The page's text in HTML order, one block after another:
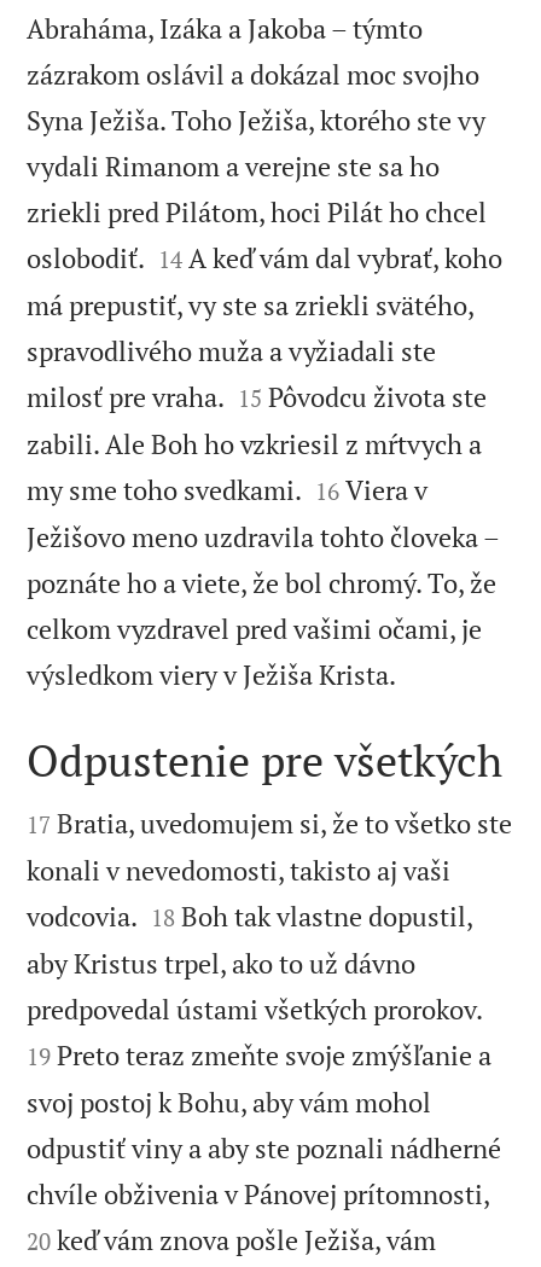
Abraháma, Izáka a Jakoba – týmto
zázrakom oslávil a dokázal moc svojho
Syna Ježiša. Toho Ježiša, ktorého ste vy
vydali Rimanom a verejne ste sa ho
zriekli pred Pilátom, hoci Pilát ho chcel
oslobodiť. 

14 A keď vám dal vybrať, koho
má prepustiť, vy ste sa zriekli svätého,
spravodlivého muža a vyžiadali ste
milosť pre vraha. 

15 Pôvodcu života ste
zabili. Ale Boh ho vzkriesil z mŕtvych a
my sme toho svedkami. 

16 Viera v
Ježišovo meno uzdravila tohto človeka –
poznáte ho a viete, že bol chromý. To, že
celkom vyzdravel pred vašimi očami, je
výsledkom viery v Ježiša Krista.

Odpustenie pre všetkých

17 Bratia, uvedomujem si, že to všetko ste
konali v nevedomosti, takisto aj vaši
vodcovia. 

18 Boh tak vlastne dopustil,
aby Kristus trpel, ako to už dávno
predpovedal ústami všetkých prorokov.
19 Preto teraz zmeňte svoje zmýšľanie a
svoj postoj k Bohu, aby vám mohol
odpustiť viny a aby ste poznali nádherné
chvíle obživenia v Pánovej prítomnosti,
20 keď vám znova pošle Ježiša, vám